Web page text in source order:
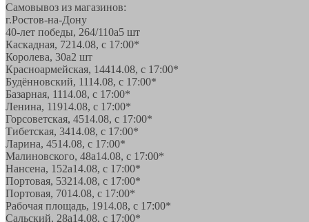
Самовывоз из магазинов:
г.Ростов-на-Дону
40-лет победы, 264/110а5 шт
Каскадная, 7214.08, с 17:00*
Королева, 30а2 шт
Красноармейская, 14414.08, с 17:00*
Будённовский, 1114.08, с 17:00*
Базарная, 1114.08, с 17:00*
Ленина, 11914.08, с 17:00*
Горсоветская, 4514.08, с 17:00*
Тибетская, 3414.08, с 17:00*
Ларина, 4514.08, с 17:00*
Малиновского, 48а14.08, с 17:00*
Нансена, 152а14.08, с 17:00*
Портовая, 53214.08, с 17:00*
Портовая, 7014.08, с 17:00*
Рабочая площадь, 1914.08, с 17:00*
Сальский, 28a14.08, с 17:00*